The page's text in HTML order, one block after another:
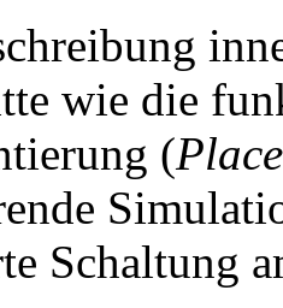
wie die
(
Schaltung